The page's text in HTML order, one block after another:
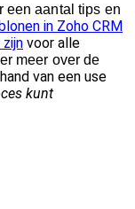
een aantal tips en
in Zoho CRM
voor alle
meer over de
van een use
kunt